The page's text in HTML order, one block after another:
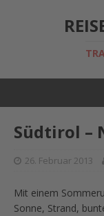
Südtirol –
26. Februar 2013
Mit einem
Sonne, Strand,